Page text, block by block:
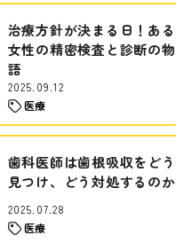
治療方針が決まる日！ある
女性の精密検査と診断の物
語
2025.09.12
医療
歯科医師は歯根吸収をどう
見つけ、どう対処するのか
2025.07.28
医療